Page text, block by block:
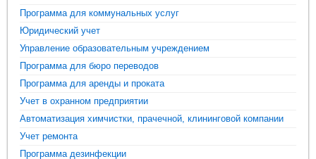
Программа для коммунальных услуг
Юридический учет
Управление образовательным учреждением
Программа для бюро переводов
Программа для аренды и проката
Учет в охранном предприятии
Автоматизация химчистки, прачечной, клининговой компании
Учет ремонта
Программа дезинфекции